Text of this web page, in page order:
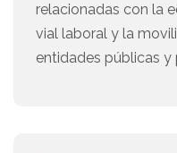
relacionadas con la
vial laboral y la
entidades públicas y